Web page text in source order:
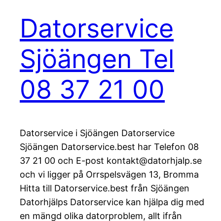
Datorservice
Sjöängen Tel
08 37 21 00
Datorservice i Sjöängen Datorservice
Sjöängen Datorservice.best har Telefon 08
37 21 00 och E-post kontakt@datorhjalp.se
och vi ligger på Orrspelsvägen 13, Bromma
Hitta till Datorservice.best från Sjöängen
Datorhjälps Datorservice kan hjälpa dig med
en mängd olika datorproblem, allt ifrån